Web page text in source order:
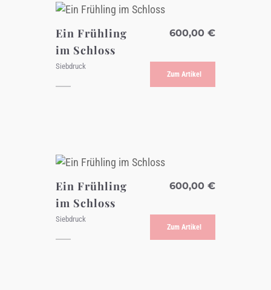
Ein Frühling
im Schloss
600,00 €
Siebdruck
Zum Artikel
Ein Frühling
im Schloss
600,00 €
Siebdruck
Zum Artikel